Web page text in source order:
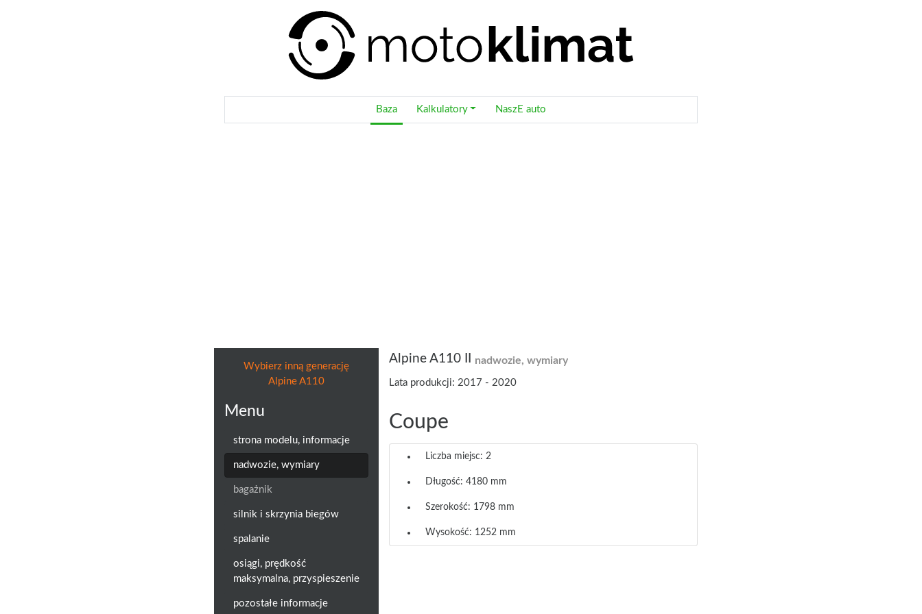
Baza Kalkulatory NaszE auto
Wybierz inną generację
Alpine A110
Menu
strona modelu, informacje
nadwozie, wymiary
bagażnik
silnik i skrzynia biegów
spalanie
osiągi, prędkość
maksymalna, przyspieszenie
pozostałe informacje
Alpine A110 II nadwozie, wymiary
Lata produkcji: 2017 - 2020
Coupe
Liczba miejsc: 2
Długość: 4180 mm
Szerokość: 1798 mm
Wysokość: 1252 mm